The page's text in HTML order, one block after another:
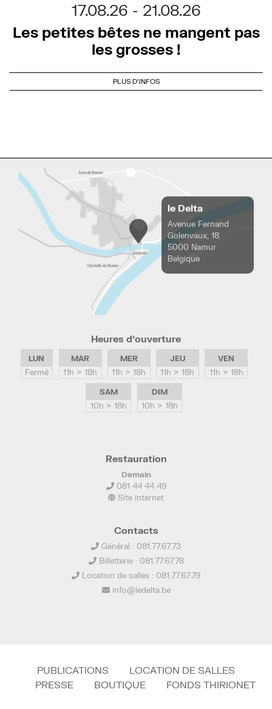
17.08.26
21.08.26
Les petites bêtes ne mangent pas
les grosses !
PLUS D'INFOS
le Delta
Avenue Fernand
Golenvaux, 18
5000 Namur
Belgique
Heures d’ouverture
LUN
Fermé
MAR
11h > 18h
MER
11h > 18h
JEU
11h > 18h
VEN
11h > 18h
SAM
10h > 18h
DIM
10h > 18h
Restauration
Demain
081 44 44 49
Site internet
Contacts
Général : 081.77.67.73
Billetterie : 081.77.67.78
Location de salles : 081.77.67.79
info@ledelta.be
PUBLICATIONS
LOCATION DE SALLES
PRESSE
BOUTIQUE FONDS THIRIONET